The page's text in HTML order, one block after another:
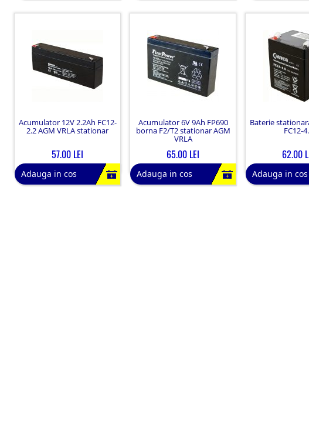
Acumulator 12V 2.2Ah FC12-
2.2 AGM VRLA stationar
57.00 LEI
Adauga in cos
Acumulator 6V 9Ah FP690
borna F2/T2 stationar AGM
VRLA
65.00 LEI
Adauga in cos
Baterie
FC12-
62.00
Adauga in cos